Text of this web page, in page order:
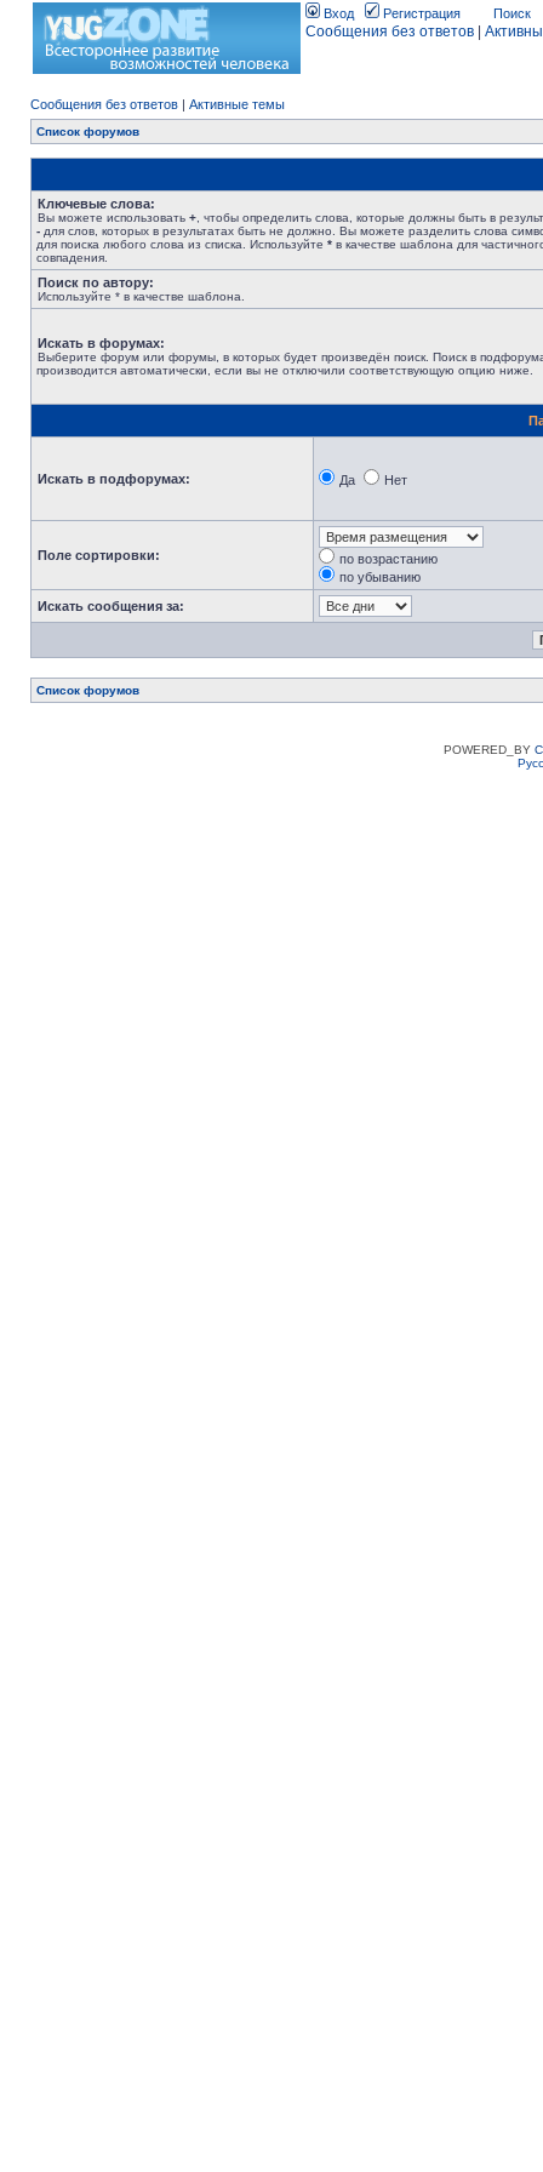
Вход Регистрация Поиск
Сообщения без ответов
Сообщения без ответов | Активные темы
Список форумов
Ключевые слова:
Вы можете использовать + , чтобы определить слова, которые должны быть в
- для слов, которых в результатах быть не должно. Вы можете разделить слова
для поиска любого слова из списка. Используйте * в качестве шаблона для
совпадения.
Поиск по автору:
Используйте * в качестве шаблона.
Искать в форумах:
Выберите форум или форумы, в которых будет произведён поиск. Поиск в
производится автоматически, если вы не отключили соответствующую опцию ниже.
Искать в подфорумах: Да Нет
Поле сортировки:
по возрастанию
по убыванию
Искать сообщения за:
Список форумов
POWERED_BY